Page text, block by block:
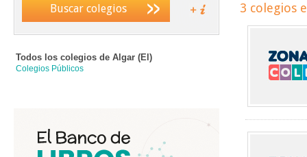
Buscar colegios
Todos los colegios de Algar (el)
Colegios Públicos
3 colegios